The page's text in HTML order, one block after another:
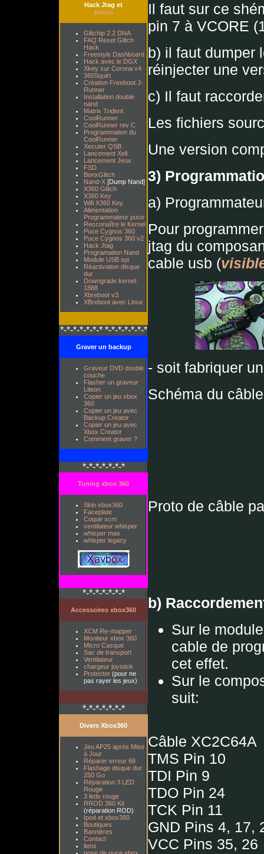
Hack Jtag et
puces
Glitchip 2.2 DNA
FAQ Reset Glitch
Hack
Freestyle Dashboard
Hack avec le DGX
Xkey sur Corona v4
360Squirt
Création Freeboot J-
Runner
Installation double
nand
Matrix Trident
CoolRunner
CoolRunner rev C
Programmation du
CoolRunner
Xecuter QSB
Lancement Xell
Lancement Jeux
FSD
BonxGlitch
Nand-X [Dump Nand]
X360 Glitch
X360 Key
Wifi X360 Key
Alimentation
Programmateur puce
Recconaître le Kernel
Puce Cygnos 360
Puce Cygnos 360 v2
Hack Jtag
Programation Nand
Module USB spi
Réactivation disque
dur
Downgrade kernel
1888
Xbreboot v3
XBreboot avec Linux
*-*-*-*-*-*-* *-*-*-*-*-*-*
Graver un backup
Graveur DVD double
couche
Flasher un graveur
Liteon
Copier un jeu xbox
360
Copier un jeu avec
Backup Creator
Copier un jeu avec
Xbox Creator
Comment graver ?
*-*-*-*-*-*-*
Tuning xbox 360
Skin xbox360
Faceplate
Coque xcm
ventilateur whisper
whisper max
whisper legacy
*-*-*-*-*-*-*
Accessoires xbox360
XCM Re-mapper
Moniteur xbox 360
Micro Casque
Sac de transport
Ventilateur
chargeur joystick
Protector (pour ne
pas rayer les jeux)
*-*-*-*-*-*-*
Divers Xbox360
Jeu AP25 après Mise
à Jour
Réparer erreur 68
Flashage disque dur
250 Go
Réparation 3 LED
Rouge
3 leds rouge
RROD 360 Kit
(réparation ROD)
Ipod et xbox360
Boutiques
Bannières
Contact
liens
Il faut sur ce
pin 7 à VCORE
b) il faut dumper
réinjecter une
c) Il faut
Les fichiers
Une version
3)
a)
Pour
jtag du
cable usb (
- soit fabriquer
Schéma du
Proto de câble
b)
Sur le
cable de
cet effet.
Sur le
suit:
Câble XC2C64A
TMS Pin 10
TDI Pin 9
TDO Pin 24
TCK Pin 11
GND Pins 4, 17,
VCC Pins 35, 26